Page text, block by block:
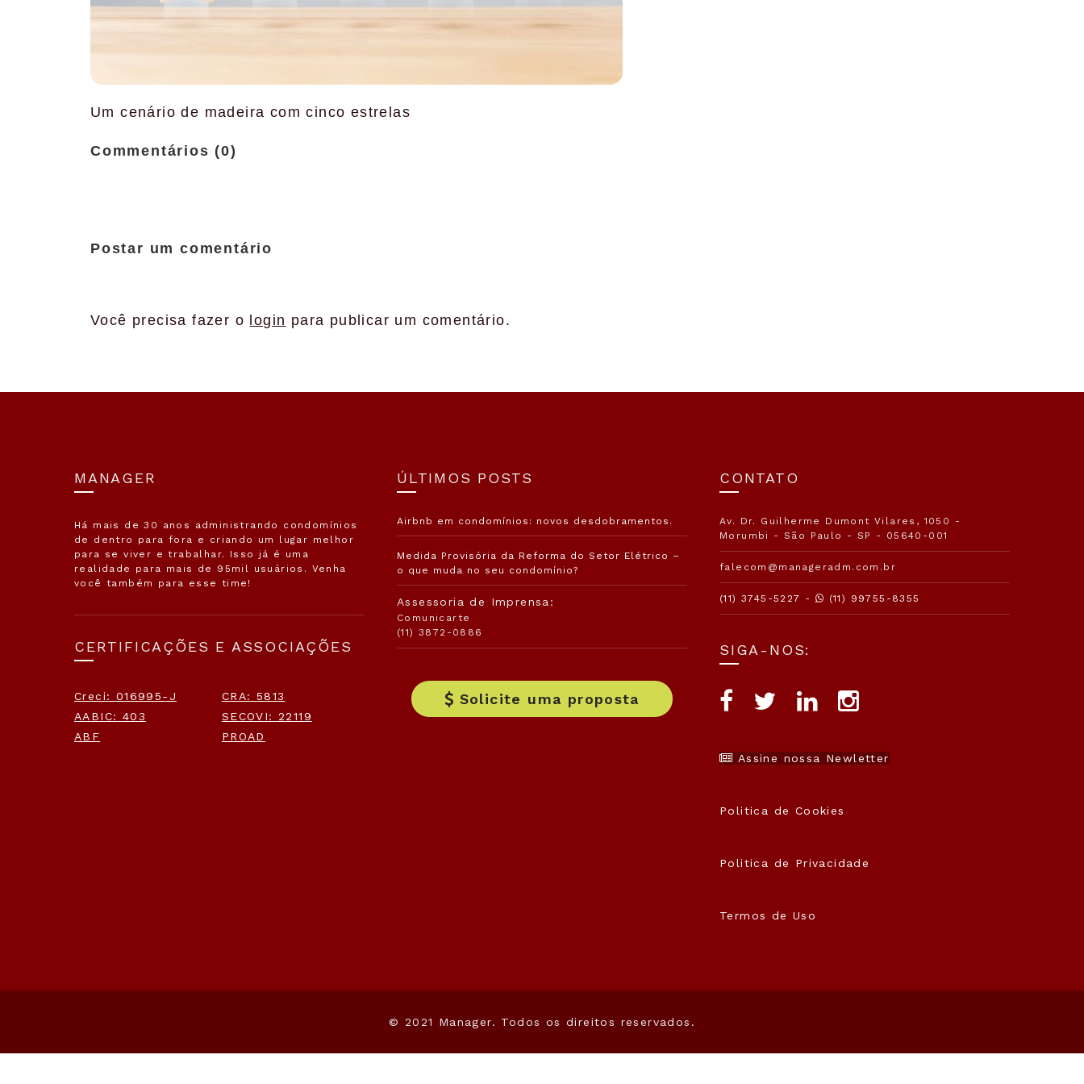
Um cenário de madeira com cinco estrelas
Commentários (0)
Postar um comentário
Você precisa fazer o login para publicar um comentário.
MANAGER
Há mais de 30 anos administrando condomínios
de dentro para fora e criando um lugar melhor
para se viver e trabalhar. Isso já é uma
realidade para mais de 95mil usuários. Venha
você também para esse time!
CERTIFICAÇÕES E ASSOCIAÇÕES
Creci: 016995-J
CRA: 5813
AABIC: 403
SECOVI: 22119
ABF
PROAD
ÚLTIMOS POSTS
Airbnb em condomínios: novos desdobramentos.
Medida Provisória da Reforma do Setor Elétrico –
o que muda no seu condomínio?
Assessoria de Imprensa:
Comunicarte
(11) 3872-0886
Solicite uma proposta
CONTATO
Av. Dr. Guilherme Dumont Vilares, 1050 -
Morumbi - São Paulo - SP - 05640-001
falecom@manageradm.com.br
(11) 3745-5227 - (11) 99755-8355
SIGA-NOS:
Assine nossa Newletter
Politica de Cookies
Politica de Privacidade
Termos de Uso
© 2021 Manager. Todos os direitos reservados.